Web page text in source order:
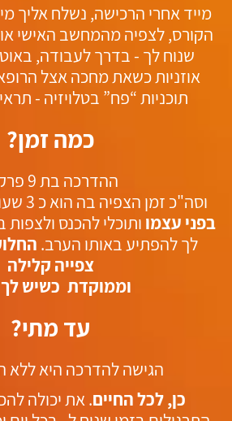
מייד אחרי הרכישה, נשלח אליך
הקורס, לצפיה מהמחשב האישי
שנוח לך - בדרך לעבודה,
אוזניות כשאת מחכה אצל
תוכניות “פח” בטלויזיה -
כמה זמן?
ההדרכה בת 9 פרקים
וסה"כ זמן הצפיה בה הוא כ 3 שעות
בפני עצמו ותוכלי להכנס
לך להפתיע באותו הערב.
צפייה קלילה
וממוקדת כשיש לך
עד מתי?
הגישה להדרכה היא ללא
כן, לכל החיים. את יכולה